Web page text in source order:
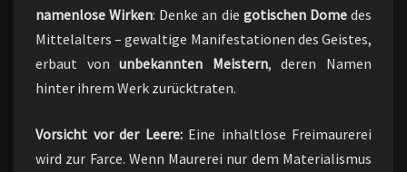
namenlose Wirken: Denke an die gotischen Domedes
Mittelalters – gewaltige Manifestationen des Geistes,
erbaut vonunbekannten Meistern, deren Namen
hinter ihrem Werk zurücktraten.
Vorsicht vor der Leere:Eine inhaltlose Freimaurerei
wird zur Farce. Wenn Maurerei nur dem Materialismus